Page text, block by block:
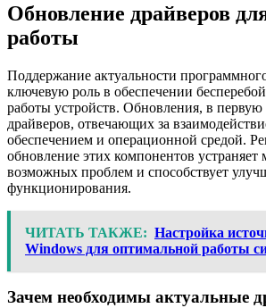
Обновление драйверов
работы
Поддержание актуальности
ключевую роль в обеспечении
работы устройств. Обновления, в первую
драйверов, отвечающих за
обеспечением и операционной средой.
обновление этих компонентов устраняет
возможных проблем и способствует
функционирования.
ЧИТАТЬ ТАКЖЕ: Настройка
Windows для оптимальной работы
Зачем необходимы актуальные